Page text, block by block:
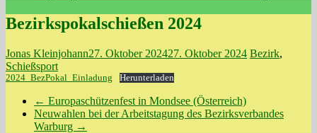
Bezirkspokalschießen 2024
Jonas Kleinjohann27. Oktober 202427. Oktober 2024 Bezirk,
Schießsport
2024_BezPokal_Einladung Herunterladen
← Europaschützenfest in Mondsee (Österreich)
Neuwahlen bei der Arbeitstagung des Bezirksverbandes
Warburg →